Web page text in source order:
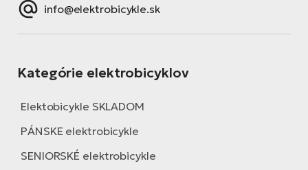
info@elektrobicykle.sk
Kategórie elektrobicyklov
Elektobicykle SKLADOM
PÁNSKE elektrobicykle
SENIORSKÉ elektrobicykle